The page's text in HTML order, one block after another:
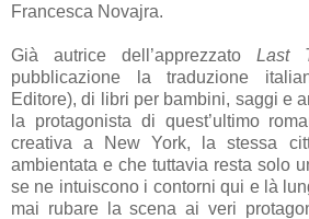
Francesca Novajra.
Già autrice dell’apprezzato Last
pubblicazione la traduzione
Editore), di libri per bambini, saggi e
la protagonista di quest’ultimo
creativa a New York, la stessa
ambientata e che tuttavia resta solo
se ne intuiscono i contorni qui e là
mai rubare la scena ai veri